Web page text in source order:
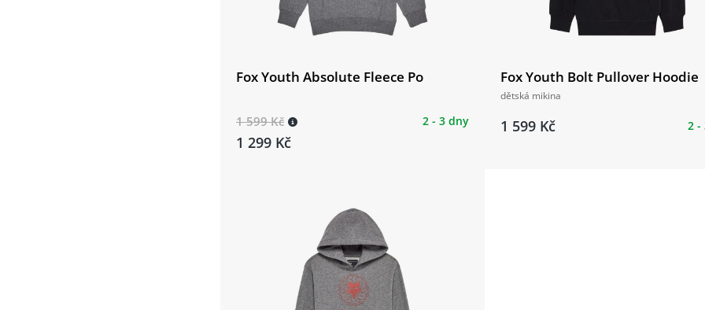
Fox Youth Absolute Fleece Po
1 599 Kč
1 299 Kč
2 - 3 dny
Fox Youth Bolt Pullover Hoodie
dětská mikina
1 599 Kč 2 -